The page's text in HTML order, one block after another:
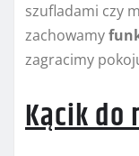
szufladami czy
zachowamy
zagracimy
Kącik do